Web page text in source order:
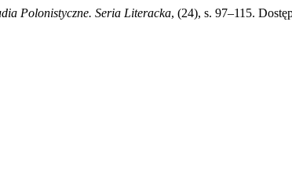
Polonistyczne. Seria Literacka, (24), s. 97–115.